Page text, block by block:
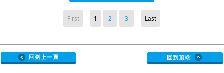
First 1 2 3 Last